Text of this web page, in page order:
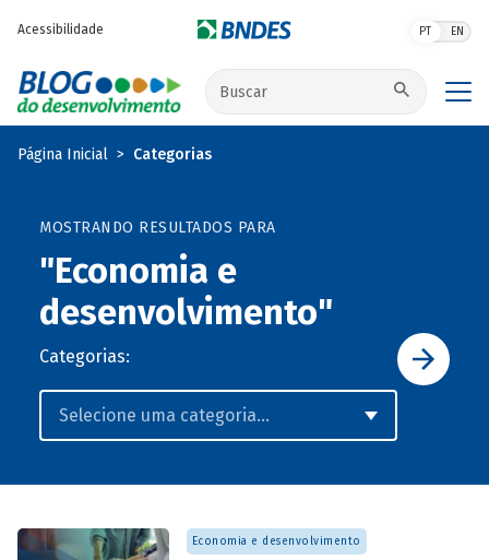
Acessibilidade PT EN
Buscar no site
Página Inicial Categorias
MOSTRANDO RESULTADOS PARA
"Economia e
desenvolvimento"
Categorias:
Economia e desenvolvimento